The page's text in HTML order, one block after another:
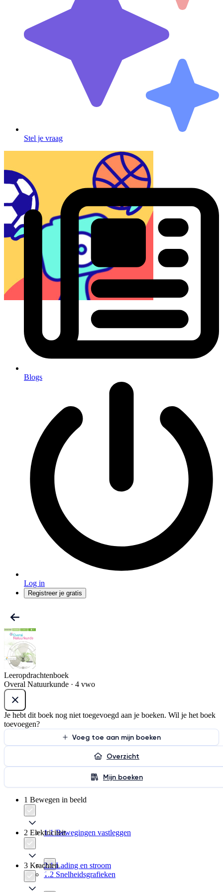
Stel je vraag
Blogs
Log in
Registreer je gratis
Leeropdrachtenboek
Overal Natuurkunde · 4 vwo
Je hebt dit boek nog niet toegevoegd aan je boeken. Wil je het boek
toevoegen?
Voeg toe aan mijn boeken
Overzicht
Mijn boeken
1 Bewegen in beeld
1.1 Bewegingen vastleggen
1.2 Snelheidsgrafieken
2 Elektriciteit
2.1 Lading en stroom
3 Krachten